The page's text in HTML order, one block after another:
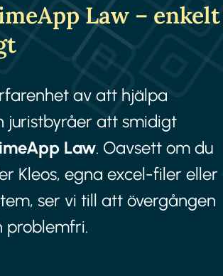
Law – enkelt
av att hjälpa
juristbyråer att smidigt
Law. Oavsett om du
Kleos, egna excel-filer eller
ser vi till att övergången
problemfri.